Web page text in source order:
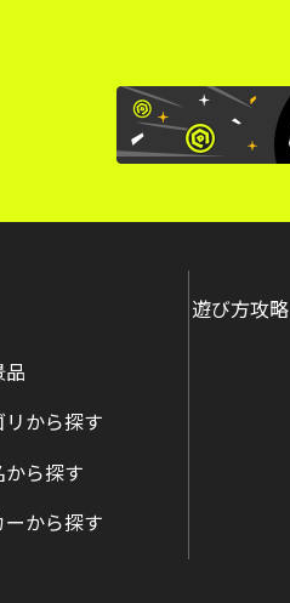
品
リから探す
ら探す
ーから探す
遊び方攻略